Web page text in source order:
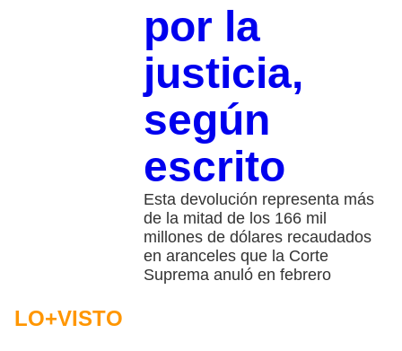
por la
justicia,
según
escrito
Esta devolución representa más
de la mitad de los 166 mil
millones de dólares recaudados
en aranceles que la Corte
Suprema anuló en febrero
LO+VISTO